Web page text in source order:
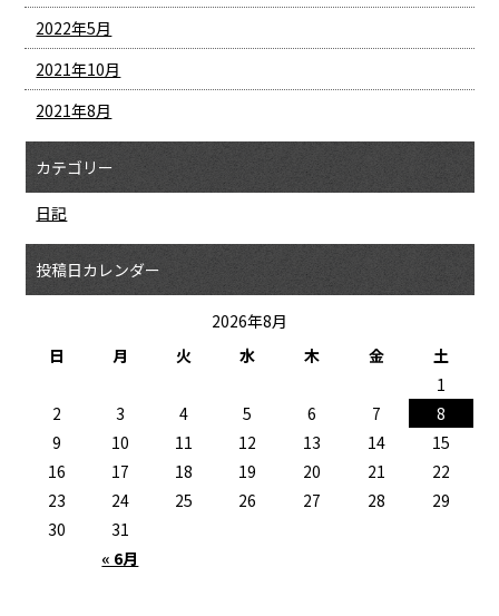
2022年5月
2021年10月
2021年8月
カテゴリー
日記
投稿日カレンダー
2026年8月
日
月 火 水 木 金 土
« 6月
1
2
3 4 5 6 7
8
9
10 11 12 13 14
15
16
17 18 19 20 21
22
23
24 25 26 27 28
29
30
31